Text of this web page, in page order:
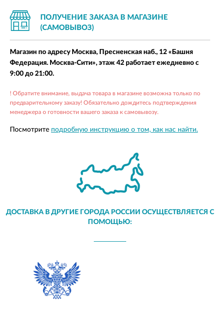
ПОЛУЧЕНИЕ ЗАКАЗА В МАГАЗИНЕ
(САМОВЫВОЗ)
Магазин по адресу Москва, Пресненская наб., 12 «Башня
Федерация. Москва-Сити», этаж 42 работает ежедневно с
9:00 до 21:00.
! Обратите внимание, выдача товара в магазине возможна только по
предварительному заказу! Обязательно дождитесь подтверждения
менеджера о готовности вашего заказа к самовывозу.
Посмотрите подробную инструкцию о том, как нас найти.
ДОСТАВКА В ДРУГИЕ ГОРОДА РОССИИ ОСУЩЕСТВЛЯЕТСЯ С
ПОМОЩЬЮ: